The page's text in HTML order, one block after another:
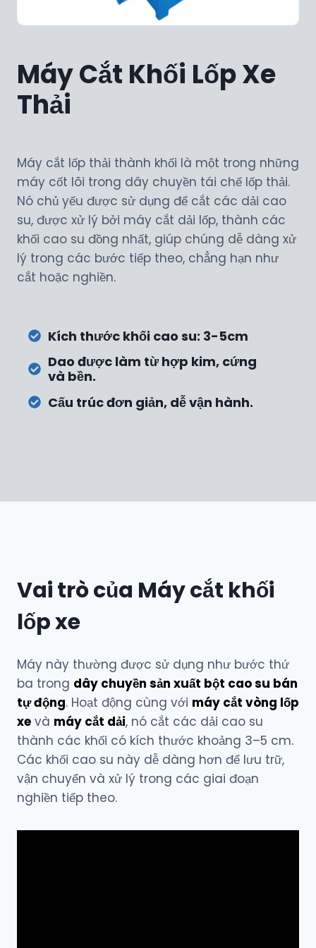
Máy Cắt Khối Lốp Xe
Thải
Máy cắt lốp thải thành khối là một trong những
máy cốt lõi trong dây chuyền tái chế lốp thải.
Nó chủ yếu được sử dụng để cắt các dải cao
su, được xử lý bởi máy cắt dải lốp, thành các
khối cao su đồng nhất, giúp chúng dễ dàng xử
lý trong các bước tiếp theo, chẳng hạn như
cắt hoặc nghiền.
Kích thước khối cao su: 3-5cm
Dao được làm từ hợp kim, cứng
và bền.
Cấu trúc đơn giản, dễ vận hành.
Vai trò của Máy cắt khối
lốp xe
Máy này thường được sử dụng như bước thứ
ba trong dây chuyền sản xuất bột cao su bán
tự động. Hoạt động cùng với máy cắt vòng lốp
xe và máy cắt dải, nó cắt các dải cao su
thành các khối có kích thước khoảng 3–5 cm.
Các khối cao su này dễ dàng hơn để lưu trữ,
vận chuyển và xử lý trong các giai đoạn
nghiền tiếp theo.